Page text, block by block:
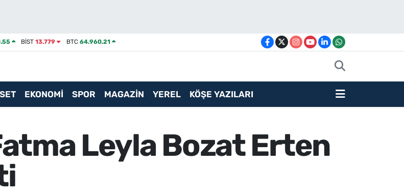
BİST13.779 BTC 64.960,21
EKONOMİ SPOR MAGAZİN YEREL KÖŞE YAZILARI
Leyla Bozat Erten